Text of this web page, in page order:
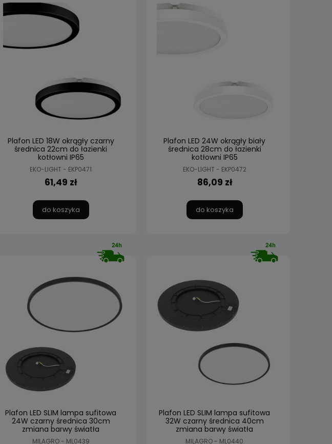
Plafon LED 18W okrągły czarny
średnica 22cm do łazienki
kotłowni IP65
EKO-LIGHT - EKP0471
61,49 zł
do koszyka
Plafon LED 24W okrągły biały
średnica 28cm do łazienki
kotłowni IP65
EKO-LIGHT - EKP0472
86,09 zł
do koszyka
Plafon LED SLIM lampa sufitowa
24W czarny średnica 30cm
zmiana barwy światła
MILAGRO - ML0439
Plafon LED SLIM lampa sufitowa
32W czarny średnica 40cm
zmiana barwy światła
MILAGRO - ML0440